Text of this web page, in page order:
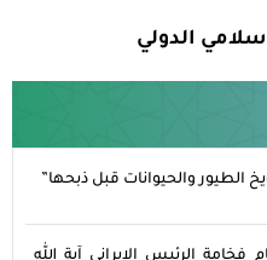
الدولي
الطيور والحيوانات قبل ذبحها”
فخامة الرئيس الإيراني آية الله